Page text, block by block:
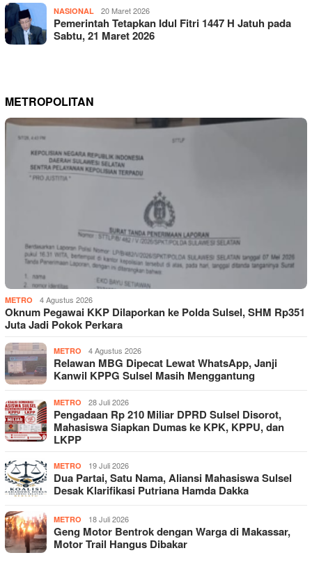
NASIONAL 20 Maret 2026
Pemerintah Tetapkan Idul Fitri 1447 H Jatuh pada
Sabtu, 21 Maret 2026
METROPOLITAN
METRO 4 Agustus 2026
Oknum Pegawai KKP Dilaporkan ke Polda Sulsel, SHM Rp351
Juta Jadi Pokok Perkara
METRO 4 Agustus 2026
Relawan MBG Dipecat Lewat WhatsApp, Janji
Kanwil KPPG Sulsel Masih Menggantung
METRO 28 Juli 2026
Pengadaan Rp 210 Miliar DPRD Sulsel Disorot,
Mahasiswa Siapkan Dumas ke KPK, KPPU, dan
LKPP
METRO 19 Juli 2026
Dua Partai, Satu Nama, Aliansi Mahasiswa Sulsel
Desak Klarifikasi Putriana Hamda Dakka
METRO 18 Juli 2026
Geng Motor Bentrok dengan Warga di Makassar,
Motor Trail Hangus Dibakar